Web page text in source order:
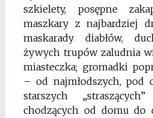
szkielety, posępne
maszkary z najbardziej
maskarady diabłów,
żywych trupów zaludnia
miasteczka; gromadki
– od najmłodszych, pod
starszych
chodzących od domu do